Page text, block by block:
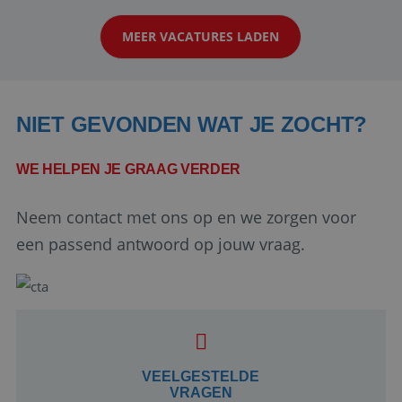
klanten te overtuigen om die droomreis te
boeken! ...
MEER VACATURES LADEN
NIET GEVONDEN WAT JE ZOCHT?
WE HELPEN JE GRAAG VERDER
Neem contact met ons op en we zorgen voor
een passend antwoord op jouw vraag.
VEELGESTELDE
VRAGEN
Google Privacy Policy